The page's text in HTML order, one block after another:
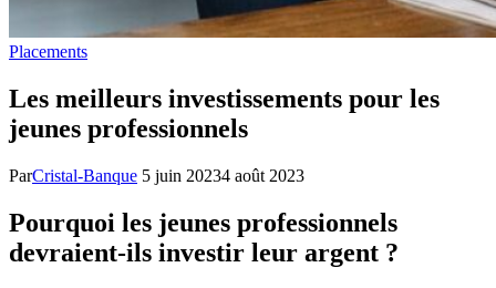
Placements
Les meilleurs investissements pour les
jeunes professionnels
ParCristal-Banque 5 juin 20234 août 2023
Pourquoi les jeunes professionnels
devraient-ils investir leur argent ?